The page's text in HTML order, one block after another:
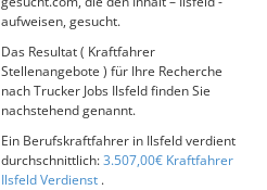
aufweisen, gesucht.
Das Resultat ( Kraftfahrer
Stellenangebote ) für Ihre Recherche
nach Trucker Jobs Ilsfeld finden Sie
nachstehend genannt.
Ein Berufskraftfahrer in Ilsfeld verdient
durchschnittlich:3.507,00€ Kraftfahrer
Ilsfeld Verdienst .